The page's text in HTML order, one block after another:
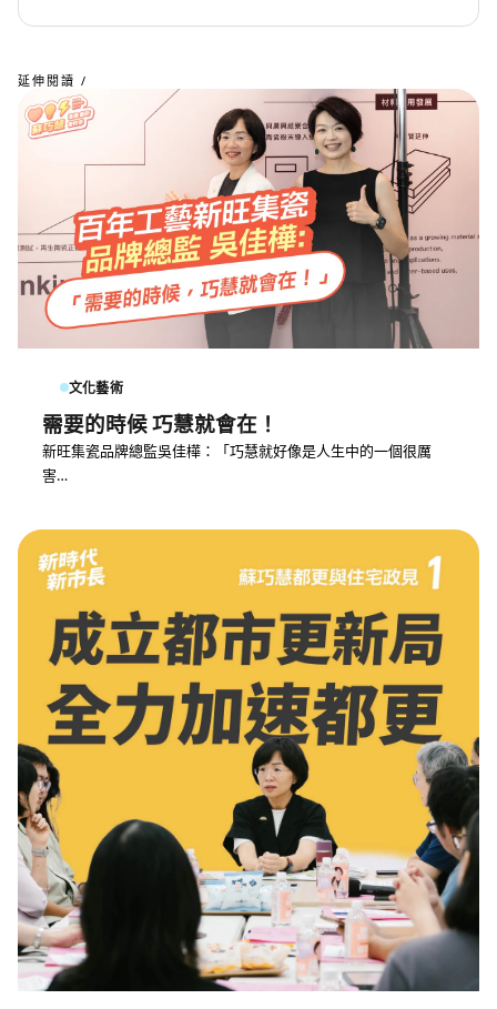
延伸閱讀 /
文化藝術
需要的時候 巧慧就會在！
新旺集瓷品牌總監吳佳樺：「巧慧就好像是人生中的一個很厲
害…